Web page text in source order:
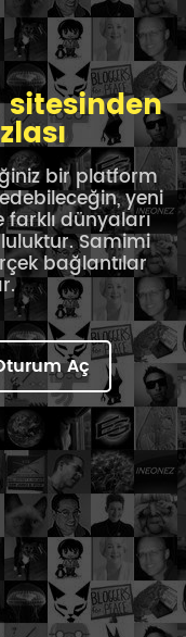
sitesinden
bir platform
yeni
dünyaları
Samimi
bağlantılar
Aç